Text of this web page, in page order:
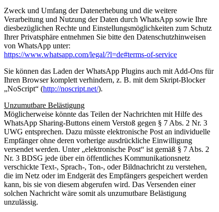
Zweck und Umfang der Datenerhebung und die weitere
Verarbeitung und Nutzung der Daten durch WhatsApp sowie Ihre
diesbezüglichen Rechte und Einstellungsmöglichkeiten zum Schutz
Ihrer Privatsphäre entnehmen Sie bitte den Datenschutzhinweisen
von WhatsApp unter:
https://www.whatsapp.com/legal/?l=de#terms-of-service
Sie können das Laden der WhatsApp Plugins auch mit Add-Ons für
Ihren Browser komplett verhindern, z. B. mit dem Skript-Blocker
„NoScript“ (http://noscript.net/).
Unzumutbare Belästigung
Möglicherweise könnte das Teilen der Nachrichten mit Hilfe des
WhatsApp Sharing-Buttons einem Verstoß gegen § 7 Abs. 2 Nr. 3
UWG entsprechen. Dazu müsste elektronische Post an individuelle
Empfänger ohne deren vorherige ausdrückliche Einwilligung
versendet werden. Unter „elektronische Post“ ist gemäß § 7 Abs. 2
Nr. 3 BDSG jede über ein öffentliches Kommunikationsnetz
verschickte Text-, Sprach-, Ton-, oder Bildnachricht zu verstehen,
die im Netz oder im Endgerät des Empfängers gespeichert werden
kann, bis sie von diesem abgerufen wird. Das Versenden einer
solchen Nachricht wäre somit als unzumutbare Belästigung
unzulässig.